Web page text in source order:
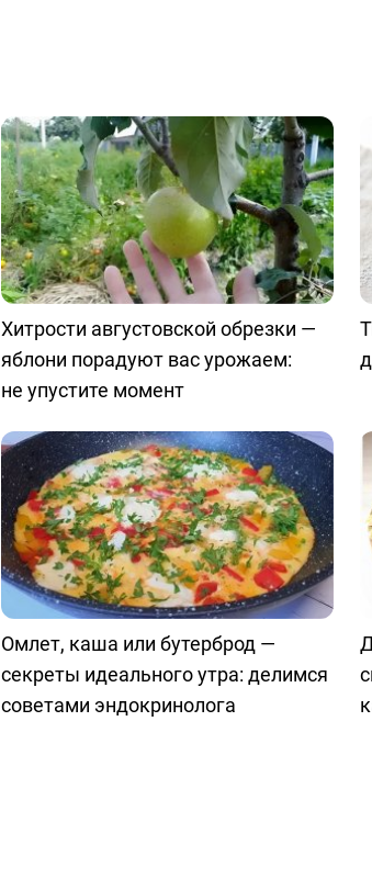
Хитрости августовской обрезки —
яблони порадуют вас урожаем:
не упустите момент
Омлет, каша или бутерброд —
секреты идеального утра: делимся
советами эндокринолога